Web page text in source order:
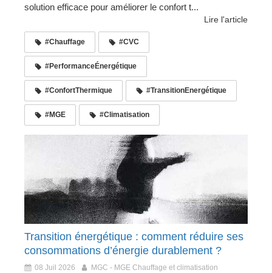
solution efficace pour améliorer le confort t...
Lire l'article
#Chauffage #CVC
#PerformanceÉnergétique
#ConfortThermique #TransitionEnergétique
#MGE #Climatisation
Transition énergétique : comment réduire ses
consommations d’énergie durablement ?
08 Juil 2026
MGC - MGE Chauffage et climatisation